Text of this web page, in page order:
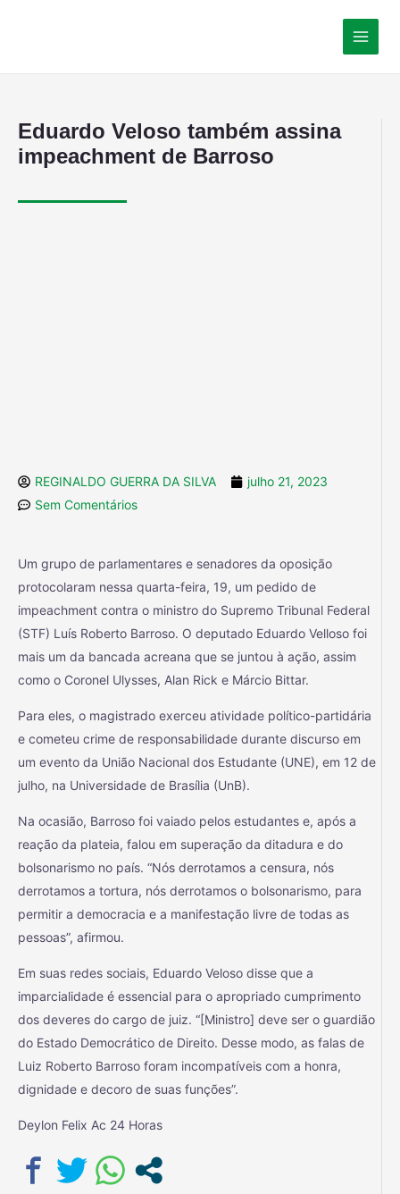
Eduardo Veloso também assina
impeachment de Barroso
REGINALDO GUERRA DA SILVA
julho 21, 2023
Sem Comentários
Um grupo de parlamentares e senadores da oposição
protocolaram nessa quarta-feira, 19, um pedido de
impeachment contra o ministro do Supremo Tribunal Federal
(STF) Luís Roberto Barroso. O deputado Eduardo Velloso foi
mais um da bancada acreana que se juntou à ação, assim
como o Coronel Ulysses, Alan Rick e Márcio Bittar.
Para eles, o magistrado exerceu atividade político-partidária
e cometeu crime de responsabilidade durante discurso em
um evento da União Nacional dos Estudante (UNE), em 12 de
julho, na Universidade de Brasília (UnB).
Na ocasião, Barroso foi vaiado pelos estudantes e, após a
reação da plateia, falou em superação da ditadura e do
bolsonarismo no país. “Nós derrotamos a censura, nós
derrotamos a tortura, nós derrotamos o bolsonarismo, para
permitir a democracia e a manifestação livre de todas as
pessoas”, afirmou.
Em suas redes sociais, Eduardo Veloso disse que a
imparcialidade é essencial para o apropriado cumprimento
dos deveres do cargo de juiz. “[Ministro] deve ser o guardião
do Estado Democrático de Direito. Desse modo, as falas de
Luiz Roberto Barroso foram incompatíveis com a honra,
dignidade e decoro de suas funções”.
Deylon Felix Ac 24 Horas